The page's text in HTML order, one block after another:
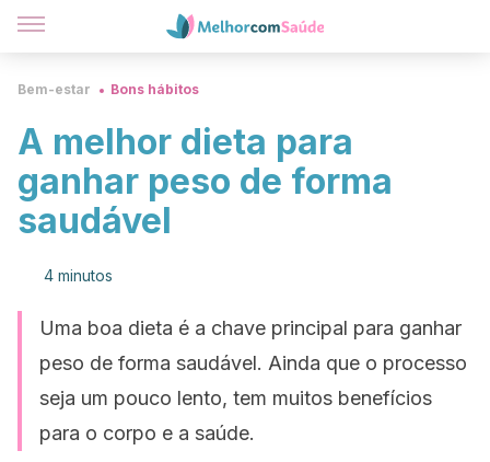
Bem-estar Bons hábitos
A melhor dieta para
ganhar peso de forma
saudável
4 minutos
Uma boa dieta é a chave principal para ganhar
peso de forma saudável. Ainda que o processo
seja um pouco lento, tem muitos benefícios
para o corpo e a saúde.